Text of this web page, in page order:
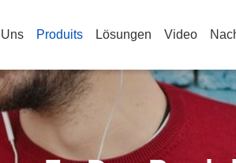
Produits Lösungen Video